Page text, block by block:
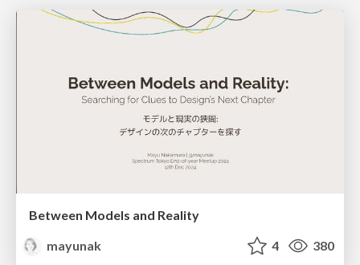
Between Models and Reality
mayunak
4 380